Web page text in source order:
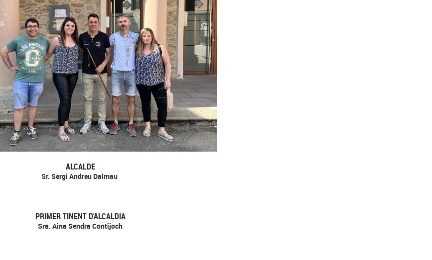
ALCALDE
Sr. Sergi Andreu Dalmau
PRIMER TINENT D'ALCALDIA
Sra. Aina Sendra Contijoch